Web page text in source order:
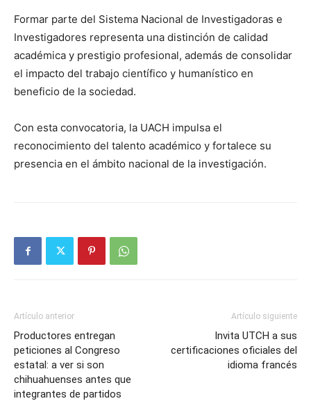
Formar parte del Sistema Nacional de Investigadoras e
Investigadores representa una distinción de calidad
académica y prestigio profesional, además de consolidar
el impacto del trabajo científico y humanístico en
beneficio de la sociedad.
Con esta convocatoria, la UACH impulsa el
reconocimiento del talento académico y fortalece su
presencia en el ámbito nacional de la investigación.
Artículo anterior
Productores entregan
peticiones al Congreso
estatal: a ver si son
chihuahuenses antes que
integrantes de partidos
Artículo siguiente
Invita UTCH a sus
certificaciones oficiales del
idioma francés